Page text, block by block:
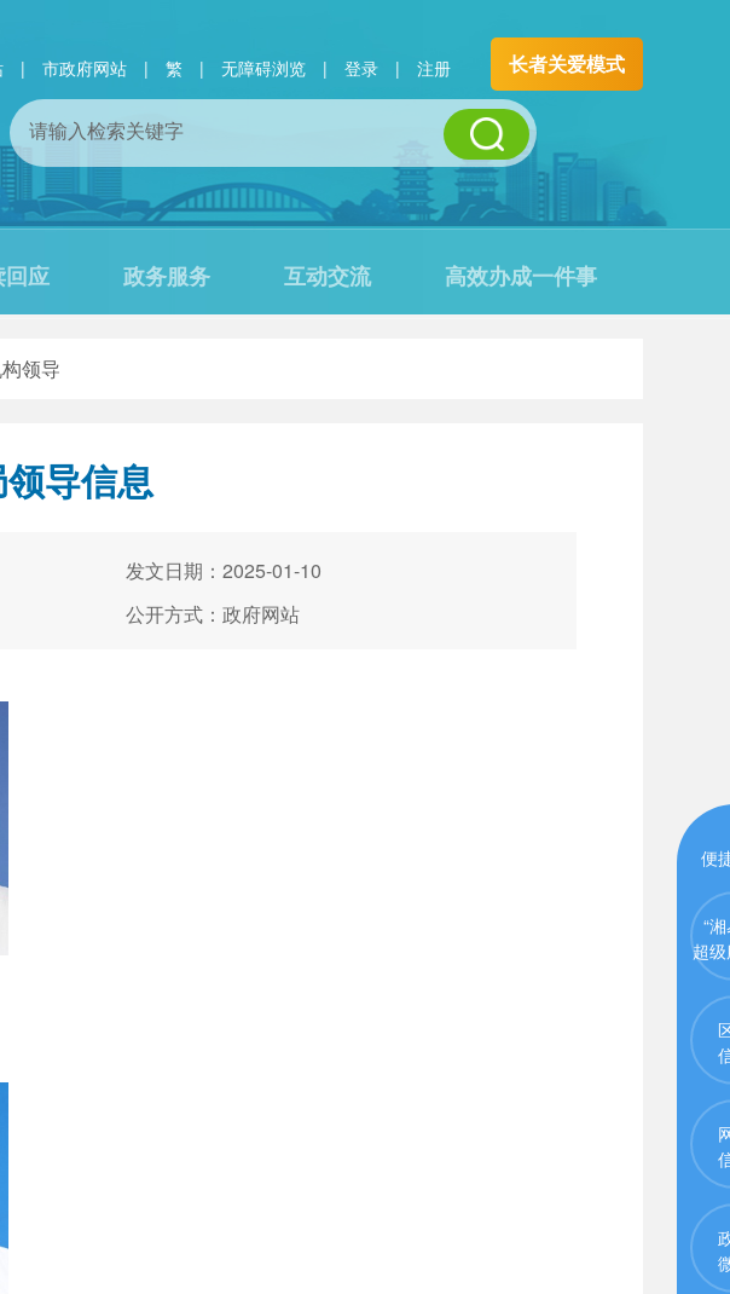
| 市政府网站 | 繁 | 无障碍浏览 | 登录 | 注册 长者关爱模式
应 政务服务 互动交流 高效办成一件事
领导
导信息
发文日期：2025-01-10
公开方式：政府网站
便
“
超